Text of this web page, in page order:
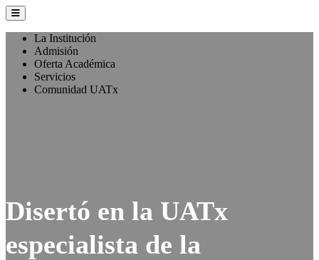
La Institución
Admisión
Oferta Académica
Servicios
Comunidad UATx
Disertó en la UATx
especialista de la